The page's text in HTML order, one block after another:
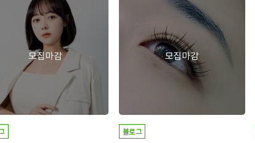
모집마감 모집마감
블로그